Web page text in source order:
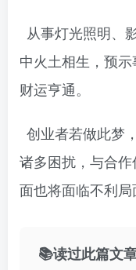
从事灯光照明、
中火土相生，预
财运亨通。
创业者若做此梦
诸多困扰，与合
面也将面临不利局
📚读过此篇文